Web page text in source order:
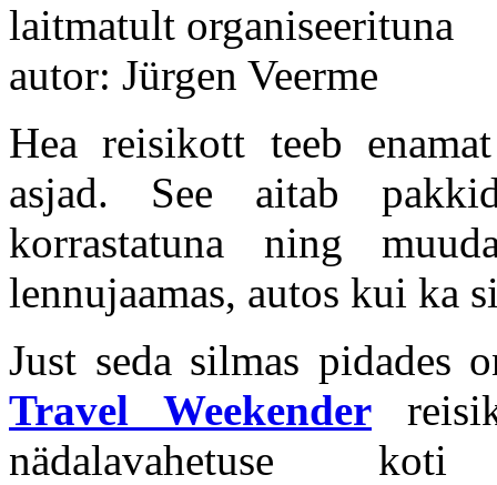
laitmatult organiseerituna
autor: Jürgen Veerme
Hea reisikott teeb
asjad. See aitab
korrastatuna ning
lennujaamas, autos kui ka
Just seda silmas pidades
Travel Weekender
nädalavahetuse koti